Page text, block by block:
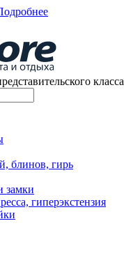
класса
блинов, гирь
замки
гиперэкстензия